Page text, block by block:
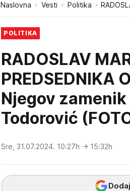
Naslovna Vesti Politika
POLITIKA
RADOSLAV
PREDSEDNIKA
Njegov
Todorović
Sre, 31.07.2024. 10:27h → 15:32h